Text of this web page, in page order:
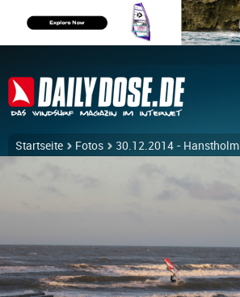
Startseite Fotos 30.12.2014 - Hanstholm